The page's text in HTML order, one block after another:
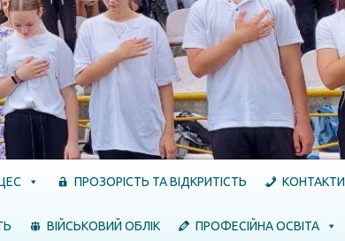
ПРОЗОРІСТЬ ТА ВІДКРИТІСТЬ КОНТАКТИ
ВІЙСЬКОВИЙ ОБЛІК ПРОФЕСІЙНА ОСВІТА